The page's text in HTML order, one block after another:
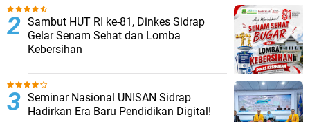
Sambut HUT RI ke-81, Dinkes Sidrap
Gelar Senam Sehat dan Lomba
Kebersihan
Seminar Nasional UNISAN Sidrap
Hadirkan Era Baru Pendidikan Digital!